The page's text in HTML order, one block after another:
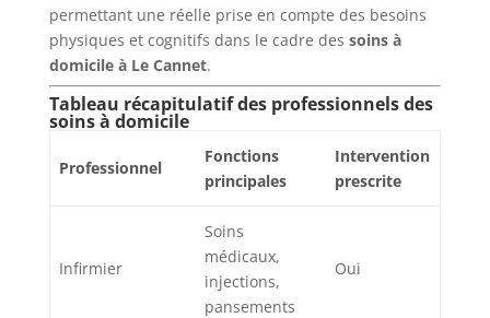
permettant une réelle prise en compte des besoins
physiques et cognitifs dans le cadre des soins à
domicile à Le Cannet.
Tableau récapitulatif des professionnels des
soins à domicile
Professionnel
Fonctions
principales
Intervention
prescrite
Infirmier
Soins
médicaux,
injections,
pansements
Oui